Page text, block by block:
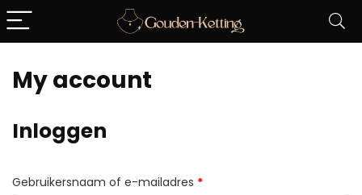
My account
Inloggen
Gebruikersnaam of e-mailadres *Vereist